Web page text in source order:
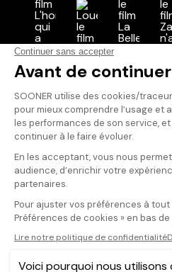
Vos avis
Donnez votre avis
Votre note
Votre commentaire
Il faut vous connecter pour
publier un avis